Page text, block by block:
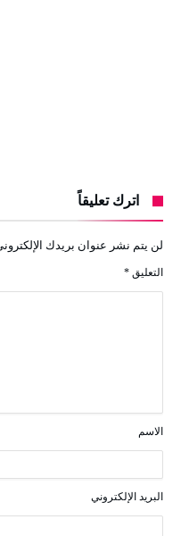
اترك تعليقاً
لن يتم نشر عنوان بريدك
التعليق *
الاسم
البريد الإلكتروني